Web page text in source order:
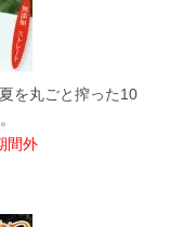
を丸ごと搾った10
間外